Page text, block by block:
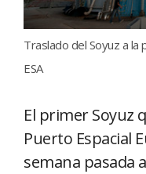
Traslado del Soyuz a
ESA
El primer Soyuz
Puerto Espacial
semana pasada